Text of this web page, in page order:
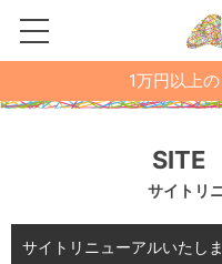
1万円以上
SITE
サイトリ
サイトリニューアルいたし